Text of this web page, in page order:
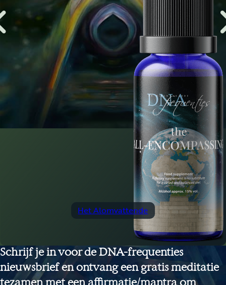
Communicatie – Contact
Schrijf je in voor de DNA-frequenties
nieuwsbrief en ontvang een gratis meditatie